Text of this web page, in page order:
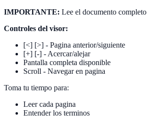
IMPORTANTE: Lee el documento completo
Controles del visor:
[<] [>] - Pagina anterior/siguiente
[+] [-] - Acercar/alejar
Pantalla completa disponible
Scroll - Navegar en pagina
Toma tu tiempo para:
Leer cada pagina
Entender los terminos